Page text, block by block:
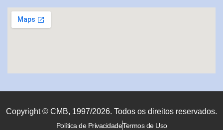
Copyright © CMB, 1997/2026. Todos os direitos reservados.
Política de PrivacidadeTermos de Uso